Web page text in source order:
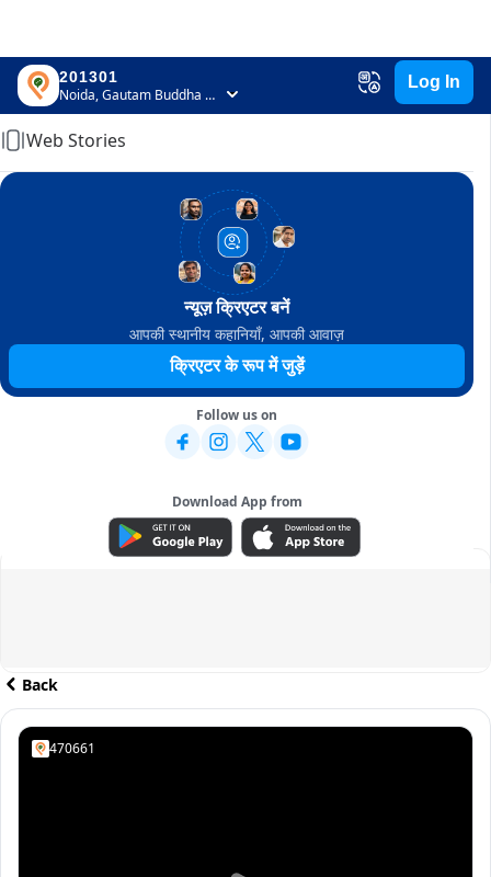
201301
Noida, Gautam Buddha Nagar, Uttar Pradesh
Log In
Home
Web Stories
न्यूज़ क्रिएटर बनें
आपकी स्थानीय कहानियाँ, आपकी आवाज़
क्रिएटर के रूप में जुड़ें
Follow us on
Download App from
ADVERTISEMENT
Back
470661